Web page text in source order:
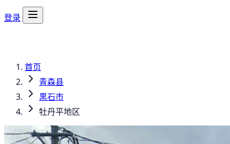
登录
首页
青森县
黒石市
牡丹平地区